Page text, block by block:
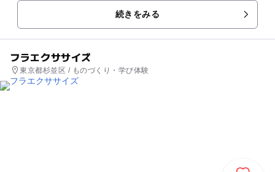
続きをみる
フラエクササイズ
東京都杉並区 / ものづくり・学び体験